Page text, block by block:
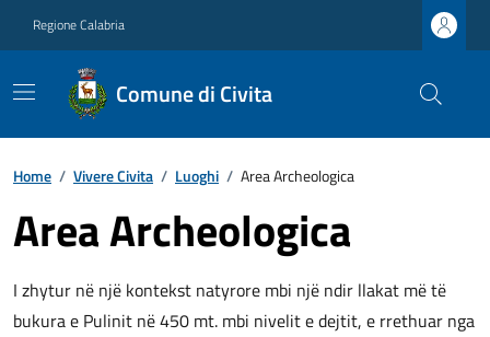
Regione Calabria
Comune di Civita
Home / Vivere Civita / Luoghi / Area Archeologica
Area Archeologica
I zhytur në një kontekst natyrore mbi një ndir llakat më të
bukura e Pulinit në 450 mt. mbi nivelit e dejtit, e rrethuar nga